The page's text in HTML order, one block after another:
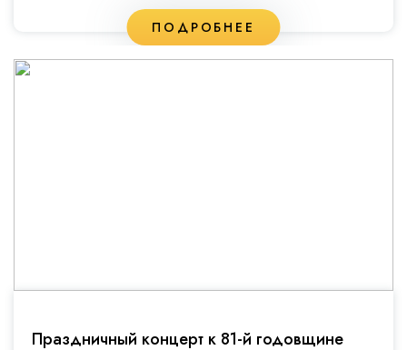
ПОДРОБНЕЕ
Праздничный концерт к 81-й годовщине